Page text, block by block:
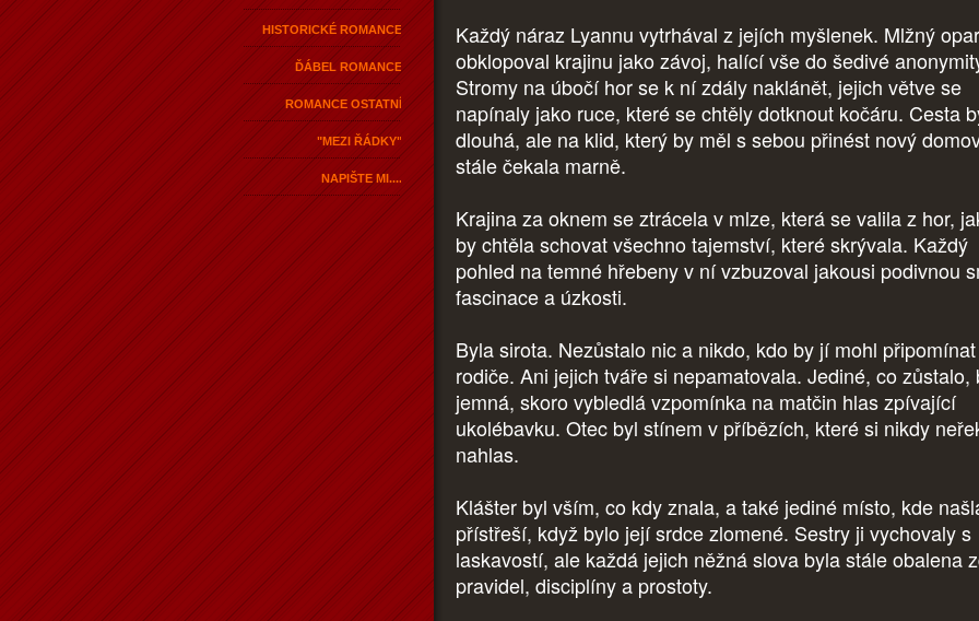
HISTORICKÉ ROMANCE
ĎÁBEL ROMANCE
ROMANCE OSTATNÍ
"MEZI ŘÁDKY"
NAPIŠTE MI....
Každý náraz Lyannu vytrhával z jejích myšlenek. Mlžný opar
obklopoval krajinu jako závoj, halící vše do šedivé
Stromy na úbočí hor se k ní zdály naklánět, jejich větve se
napínaly jako ruce, které se chtěly dotknout kočáru. Cesta
dlouhá, ale na klid, který by měl s sebou přinést nový
stále čekala marně.
Krajina za oknem se ztrácela v mlze, která se valila z hor,
by chtěla schovat všechno tajemství, které skrývala. Každý
pohled na temné hřebeny v ní vzbuzoval jakousi podivnou
fascinace a úzkosti.
Byla sirota. Nezůstalo nic a nikdo, kdo by jí mohl
rodiče. Ani jejich tváře si nepamatovala. Jediné, co zůstalo,
jemná, skoro vybledlá vzpomínka na matčin hlas zpívající
ukolébavku. Otec byl stínem v příbězích, které si nikdy
nahlas.
Klášter byl vším, co kdy znala, a také jediné místo, kde
přístřeší, když bylo její srdce zlomené. Sestry ji vychovaly s
laskavostí, ale každá jejich něžná slova byla stále obalena
pravidel, disciplíny a prostoty.